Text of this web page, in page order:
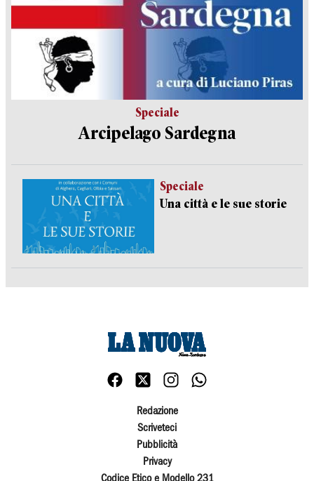
Speciale
Arcipelago Sardegna
Speciale
Una città e le sue storie
Redazione
Scriveteci
Pubblicità
Privacy
Codice Etico e Modello 231